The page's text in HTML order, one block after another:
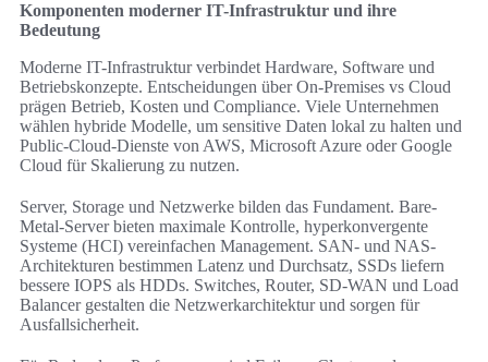
Komponenten moderner IT-Infrastruktur und ihre
Bedeutung
Moderne IT-Infrastruktur verbindet Hardware, Software und
Betriebskonzepte. Entscheidungen über On-Premises vs Cloud
prägen Betrieb, Kosten und Compliance. Viele Unternehmen
wählen hybride Modelle, um sensitive Daten lokal zu halten und
Public-Cloud-Dienste von AWS, Microsoft Azure oder Google
Cloud für Skalierung zu nutzen.
Server, Storage und Netzwerke bilden das Fundament. Bare-
Metal-Server bieten maximale Kontrolle, hyperkonvergente
Systeme (HCI) vereinfachen Management. SAN- und NAS-
Architekturen bestimmen Latenz und Durchsatz, SSDs liefern
bessere IOPS als HDDs. Switches, Router, SD-WAN und Load
Balancer gestalten die Netzwerkarchitektur und sorgen für
Ausfallsicherheit.